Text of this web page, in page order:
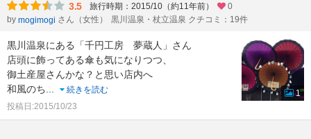
3.5 旅行時期：2015/10（約11年前）
0
by mogimogi さん（女性） 黒川温泉・杖立温泉 クチコミ：19件
黒川温泉にある「千円工房 夢蔵人」さん
店頭に飾ってある傘も気になりつつ、
御土産屋さんかな？と思い店内へ
和風のち...
続きを読む
投稿日:2015/10/23
1